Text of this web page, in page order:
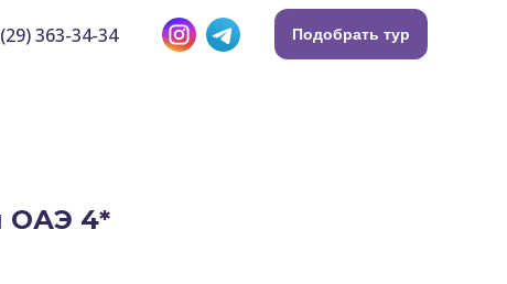
363-34-34 Подобрать тур
ОАЭ 4*